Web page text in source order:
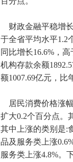
财政金融平稳增长
于全省平均水平1.2
同比增长16.6%，
机构存款余额
额1007.69亿元，比
居民消费价格涨幅
扩大0.2个百分点。
其中上涨的类别是:
品及服务类上涨
服务类上涨4.8%。